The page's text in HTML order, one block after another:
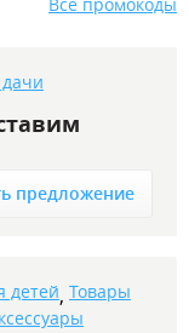
предложение
детей, Товары